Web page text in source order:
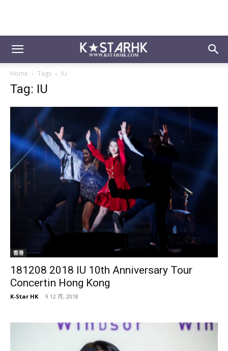
Home Tags IU
Tag: IU
香港
181208 2018 IU 10th Anniversary Tour
Concertin Hong Kong
K-Star HK - 9 12 月, 2018